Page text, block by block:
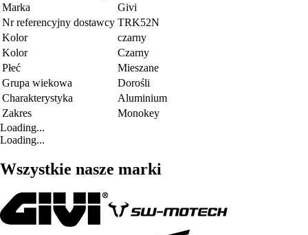
Marka
Givi
Nr referencyjny dostawcy TRK52N
Kolor
czarny
Kolor
Czarny
Płeć
Mieszane
Grupa wiekowa
Dorośli
Charakterystyka
Aluminium
Zakres
Monokey
Loading...
Loading...
Wszystkie nasze marki